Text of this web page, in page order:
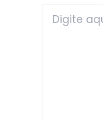
aqui...